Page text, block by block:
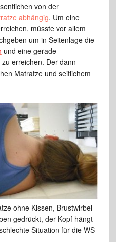
von der
abhängig. Um eine
müsste vor allem
um in Seitenlage die
und eine gerade
erreichen. Der dann
Matratze und seitlichem
ohne Kissen, Brustwirbel
gedrückt, der Kopf hängt
Situation für die WS